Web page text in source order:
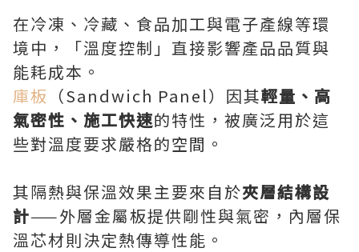
在冷凍、冷藏、食品加工與電子產線等環
境中，「溫度控制」直接影響產品品質與
能耗成本。
庫板 （Sandwich Panel）因其輕量、高
氣密性、施工快速的特性，被廣泛用於這
些對溫度要求嚴格的空間。
其隔熱與保溫效果主要來自於夾層結構設
計——外層金屬板提供剛性與氣密，內層保
溫芯材則決定熱傳導性能。